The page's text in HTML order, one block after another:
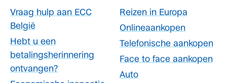
Vraag hulp aan ECC
België
Hebt u een
betalingsherinnering
ontvangen?
Reizen in Europa
Onlineaankopen
Telefonische aankopen
Face to face aankopen
Auto